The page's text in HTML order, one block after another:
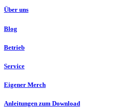
Über uns
Blog
Betrieb
Service
Eigener Merch
Anleitungen zum Download